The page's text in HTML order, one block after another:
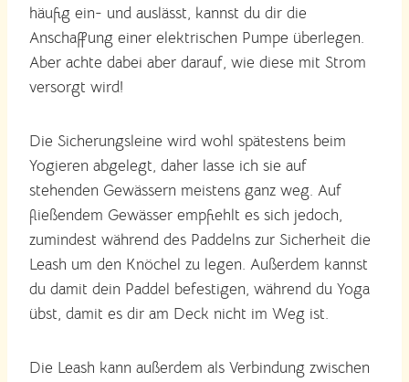
häufig ein- und auslässt, kannst du dir die
Anschaffung einer elektrischen Pumpe überlegen.
Aber achte dabei aber darauf, wie diese mit Strom
versorgt wird!
Die Sicherungsleine wird wohl spätestens beim
Yogieren abgelegt, daher lasse ich sie auf
stehenden Gewässern meistens ganz weg. Auf
fließendem Gewässer empfiehlt es sich jedoch,
zumindest während des Paddelns zur Sicherheit die
Leash um den Knöchel zu legen. Außerdem kannst
du damit dein Paddel befestigen, während du Yoga
übst, damit es dir am Deck nicht im Weg ist.
Die Leash kann außerdem als Verbindung zwischen